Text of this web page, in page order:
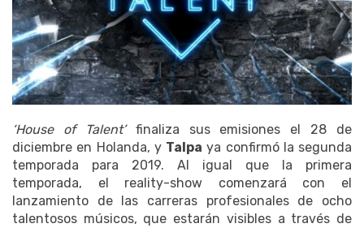
‘House of Talent’finaliza sus emisiones el 28 de
diciembre en Holanda, y Talpa ya confirmó la segunda
temporada para 2019. Al igual que la primera
temporada, el reality-show comenzará con el
lanzamiento de las carreras profesionales de ocho
talentosos músicos, que estarán visibles a través de